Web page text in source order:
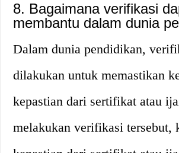
8. Bagaimana verifikasi
membantu dalam dunia
Dalam dunia pendidikan,
dilakukan untuk memastikan
kepastian dari sertifikat atau
melakukan verifikasi tersebut,